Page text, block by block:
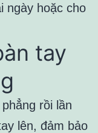
ngày hoặc cho
tay
rồi lần
lên, đảm bảo